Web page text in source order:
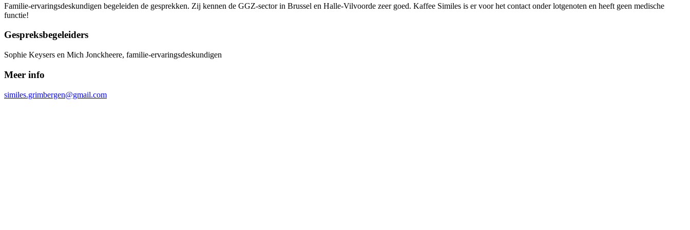
Familie-ervaringsdeskundigen begeleiden de gesprekken. Zij kennen de GGZ-sector in Brussel en Halle-Vilvoorde zeer goed. Kaffee Similes is er voor het contact onder lotgenoten en heeft geen medische
functie!
Gespreksbegeleiders
Sophie Keysers en Mich Jonckheere, familie-ervaringsdeskundigen
Meer info
similes.grimbergen@gmail.com